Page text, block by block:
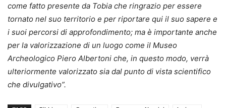
come fatto presente da Tobia che ringrazio per essere
tornato nel suo territorio e per riportare qui il suo sapere e
i suoi percorsi di approfondimento; ma è importante anche
per la valorizzazione di un luogo come il Museo
Archeologico Piero Albertoni che, in questo modo, verrà
ulteriormente valorizzato sia dal punto di vista scientifico
che divulgativo”.